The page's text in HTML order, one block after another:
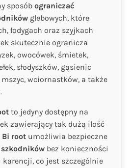
sposób ograniczać
glebowych, które
łodygach oraz szyjkach
skutecznie ogranicza
owocówek, śmietek,
słodyszków, gąsienic
wciornastków, a także
to jedyny dostępny na
zawierający tak dużą ilość
Bi root umożliwia bezpieczne
szkodników bez konieczności
co jest szczególnie